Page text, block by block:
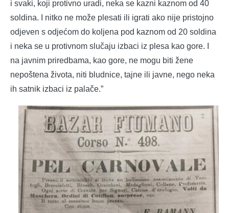
i svaki, koji protivno uradi, neka se kazni kaznom od 40
soldina. I nitko ne može plesati ili igrati ako nije pristojno
odjeven s odjećom do koljena pod kaznom od 20 soldina
i neka se u protivnom slučaju izbaci iz plesa kao gore. I
na javnim priredbama, kao gore, ne mogu biti žene
nepoštena života, niti bludnice, tajne ili javne, nego neka
ih satnik izbaci iz palače.”